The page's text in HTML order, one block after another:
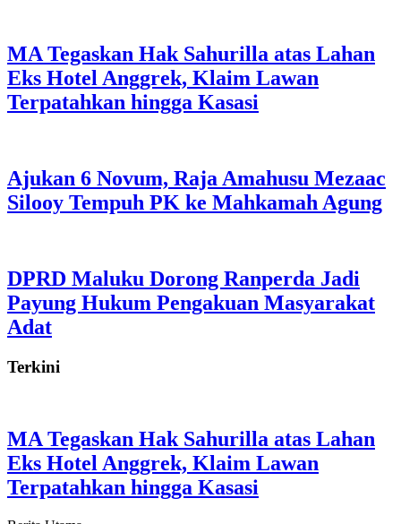
MA Tegaskan Hak Sahurilla atas Lahan
Eks Hotel Anggrek, Klaim Lawan
Terpatahkan hingga Kasasi
Ajukan 6 Novum, Raja Amahusu Mezaac
Silooy Tempuh PK ke Mahkamah Agung
DPRD Maluku Dorong Ranperda Jadi
Payung Hukum Pengakuan Masyarakat
Adat
Terkini
MA Tegaskan Hak Sahurilla atas Lahan
Eks Hotel Anggrek, Klaim Lawan
Terpatahkan hingga Kasasi